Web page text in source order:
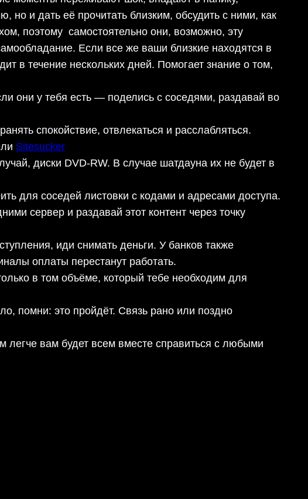
но и дать её прочитать близким, обсудить с ними, как
поэтому самостоятельно они, возможно, эту
Если все же ваши близкие находятся в
в течение нескольких дней. Помогает знание о том,
они у тебя есть — поделись с соседями, раздавай во
спокойствие, отвлекаться и расслабляться.
Sitesucker
диски DVD-RW. В случае шатдауна их не будет в
для соседей листовки с кодами и адресами доступа.
сервер и раздавай этот контент через точку
иди снимать деньги. У банков также
оплаты перестанут работать.
в том объёме, который тебе необходим для
помни: это пройдёт. Связь рано или поздно
легче вам будет всем вместе справиться с любыми